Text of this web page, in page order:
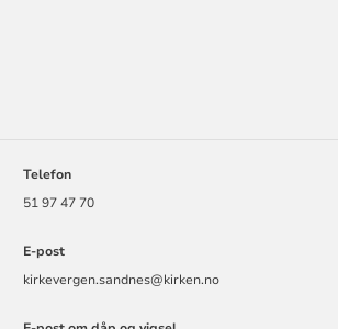
Telefon
51 97 47 70
E-post
kirkevergen.sandnes@kirken.no